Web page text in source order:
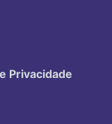
Privacidade